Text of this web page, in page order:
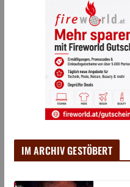
IM ARCHIV GESTÖBERT